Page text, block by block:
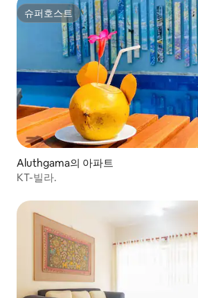
슈퍼호스트
슈퍼호스트
Aluthgama의 아파트
KT-빌라.